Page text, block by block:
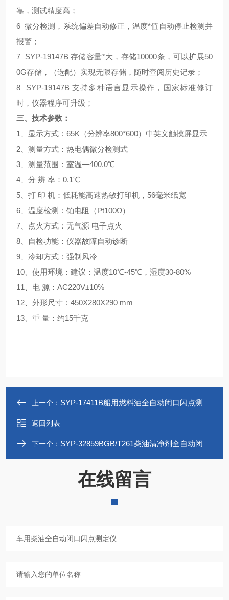
靠，测试精度高；
6 微分检测，系统偏差自动修正，温度*值自动停止检测并
报警；
7 SYP-19147B 存储容量*大，存储10000条，可以扩展50
0G存储，（选配）实现无限存储，随时查阅历史记录；
8 SYP-19147B 支持多种语言显示操作，国家标准修订
时，仪器程序可升级；
三、 技术参数：
1、显示方式：65K（分辨率800*600）中英文触摸屏显示
2、测量方式：热电偶微分检测式
3、测量范围：室温—400.0℃
4、分 辨 率：0.1℃
5、打 印 机：低耗能高速热敏打印机，56毫米纸宽
6、温度检测：铂电阻（Pt100Ω）
7、点火方式：无气源 电子点火
8、自检功能：仪器故障自动诊断
9、冷却方式：强制风冷
10、使用环境：建议：温度10℃-45℃，湿度30-80%
11、电 源：AC220V±10%
12、外形尺寸：450X280X290 mm
13、重 量：约15千克
上一个： SYP-17411B船用燃料油全自动闭口闪点测定仪
返回列表
下一个： SYP-32859BGB/T261柴油清净剂全自动闭口闪点试验器
在线留言